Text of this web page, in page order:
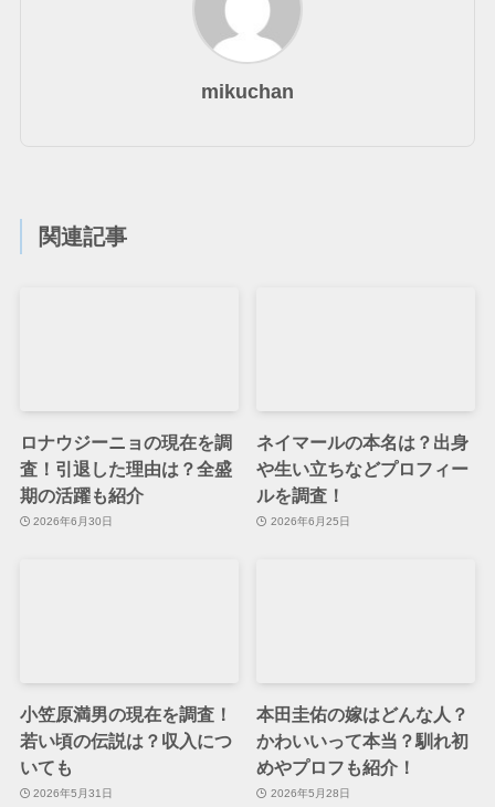
mikuchan
関連記事
ロナウジーニョの現在を調
査！引退した理由は？全盛
期の活躍も紹介
2026年6月30日
ネイマールの本名は？出身
や生い立ちなどプロフィー
ルを調査！
2026年6月25日
小笠原満男の現在を調査！
若い頃の伝説は？収入につ
いても
2026年5月31日
本田圭佑の嫁はどんな人？
かわいいって本当？馴れ初
めやプロフも紹介！
2026年5月28日